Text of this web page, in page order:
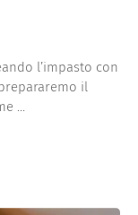
l’impasto con
il
...